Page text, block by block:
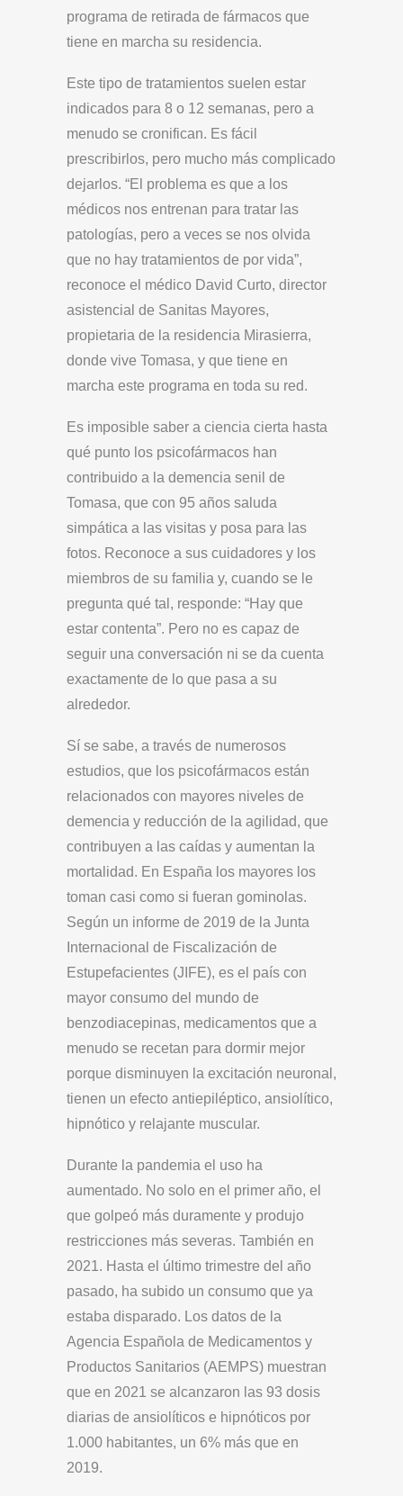
programa de retirada de fármacos que
tiene en marcha su residencia.
Este tipo de tratamientos suelen estar
indicados para 8 o 12 semanas, pero a
menudo se cronifican. Es fácil
prescribirlos, pero mucho más complicado
dejarlos. “El problema es que a los
médicos nos entrenan para tratar las
patologías, pero a veces se nos olvida
que no hay tratamientos de por vida”,
reconoce el médico David Curto, director
asistencial de Sanitas Mayores,
propietaria de la residencia Mirasierra,
donde vive Tomasa, y que tiene en
marcha este programa en toda su red.
Es imposible saber a ciencia cierta hasta
qué punto los psicofármacos han
contribuido a la demencia senil de
Tomasa, que con 95 años saluda
simpática a las visitas y posa para las
fotos. Reconoce a sus cuidadores y los
miembros de su familia y, cuando se le
pregunta qué tal, responde: “Hay que
estar contenta”. Pero no es capaz de
seguir una conversación ni se da cuenta
exactamente de lo que pasa a su
alrededor.
Sí se sabe, a través de numerosos
estudios, que los psicofármacos están
relacionados con mayores niveles de
demencia y reducción de la agilidad, que
contribuyen a las caídas y aumentan la
mortalidad. En España los mayores los
toman casi como si fueran gominolas.
Según un informe de 2019 de la Junta
Internacional de Fiscalización de
Estupefacientes (JIFE), es el país con
mayor consumo del mundo de
benzodiacepinas, medicamentos que a
menudo se recetan para dormir mejor
porque disminuyen la excitación neuronal,
tienen un efecto antiepiléptico, ansiolítico,
hipnótico y relajante muscular.
Durante la pandemia el uso ha
aumentado. No solo en el primer año, el
que golpeó más duramente y produjo
restricciones más severas. También en
2021. Hasta el último trimestre del año
pasado, ha subido un consumo que ya
estaba disparado. Los datos de la
Agencia Española de Medicamentos y
Productos Sanitarios (AEMPS) muestran
que en 2021 se alcanzaron las 93 dosis
diarias de ansiolíticos e hipnóticos por
1.000 habitantes, un 6% más que en
2019.